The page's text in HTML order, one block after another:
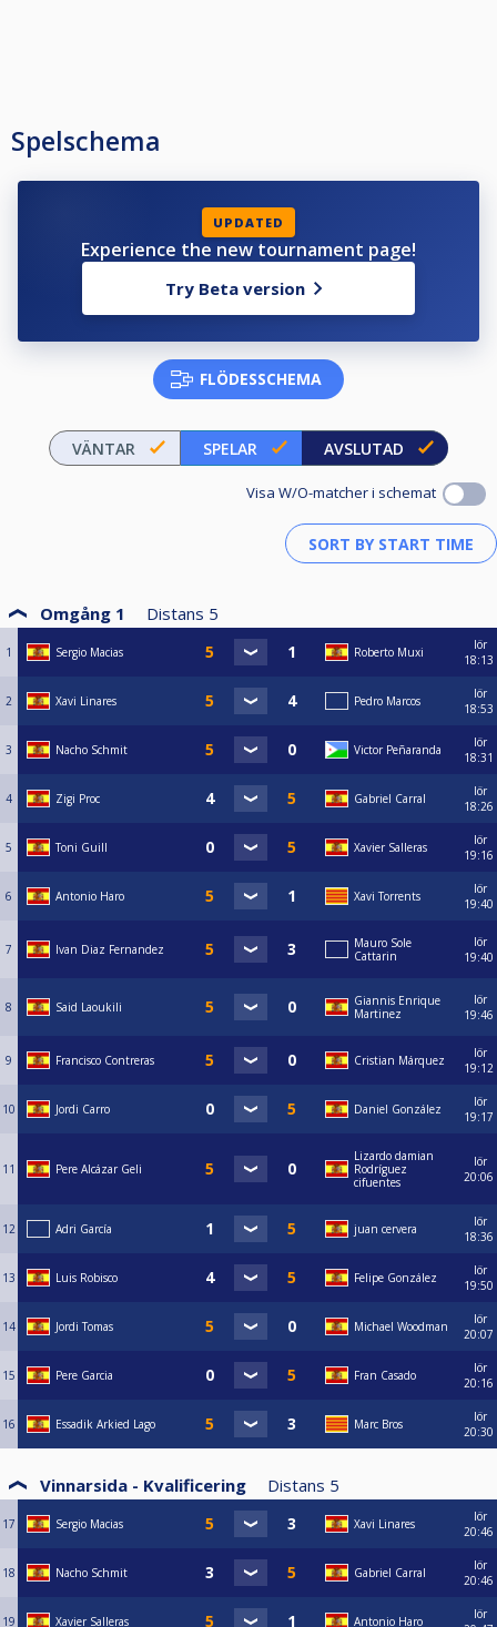
Spelschema
UPDATED
Experience the new tournament page!
Try Beta version
FLÖDESSCHEMA
VÄNTAR SPELAR AVSLUTAD
Visa W/O-matcher i schemat
Omgång 1 Distans 5
1 Sergio Macias Roberto Muxi
lör
18:13
2 Xavi Linares Pedro Marcos
lör
18:53
3 Nacho Schmit Victor Peñaranda
lör
18:31
4 Zigi Proc Gabriel Carral
lör
18:26
5 Toni Guill Xavier Salleras
lör
19:16
6 Antonio Haro Xavi Torrents
lör
19:40
7 Ivan Diaz Fernandez
Mauro Sole
Cattarin
lör
19:40
8 Said Laoukili
Giannis Enrique
Martinez
lör
19:46
9 Francisco Contreras Cristian Márquez
lör
19:12
10 Jordi Carro Daniel González
lör
19:17
11 Pere Alcázar Geli
Lizardo damian
Rodríguez
cifuentes
lör
20:06
12 Adri García juan cervera
lör
18:36
13 Luis Robisco Felipe González
lör
19:50
14 Jordi Tomas Michael Woodman
lör
20:07
15 Pere Garcia Fran Casado
lör
20:16
16 Essadik Arkied Lago Marc Bros
lör
20:30
Vinnarsida - Kvalificering Distans 5
17 Sergio Macias Xavi Linares
lör
20:46
18 Nacho Schmit Gabriel Carral
lör
20:46
19 Xavier Salleras Antonio Haro
lör